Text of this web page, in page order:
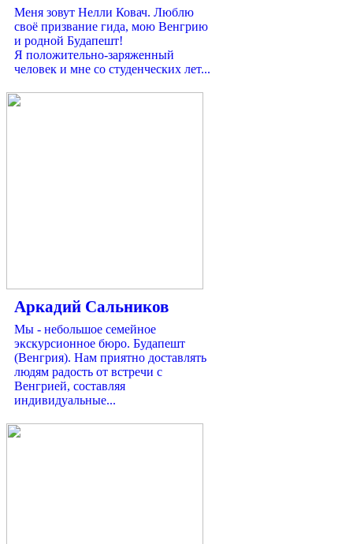
Меня зовут Нелли Ковач. Люблю
своё призвание гида, мою Венгрию
и родной Будапешт!
Я положительно-заряженный
человек и мне со студенческих лет...
Аркадий Сальников
Мы - небольшое семейное
экскурсионное бюро. Будапешт
(Венгрия). Нам приятно доставлять
людям радость от встречи с
Венгрией, составляя
индивидуальные...